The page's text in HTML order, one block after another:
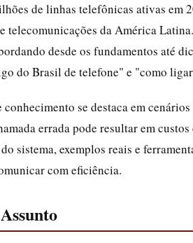
de linhas telefônicas ativas em
telecomunicações da América
desde os fundamentos até
do Brasil de telefone" e "como
se destaca em
errada pode resultar em
sistema, exemplos reais e
com eficiência.